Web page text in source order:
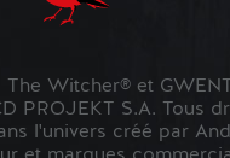
The Witcher® et
PROJEKT S.A. Tous
l'univers créé par